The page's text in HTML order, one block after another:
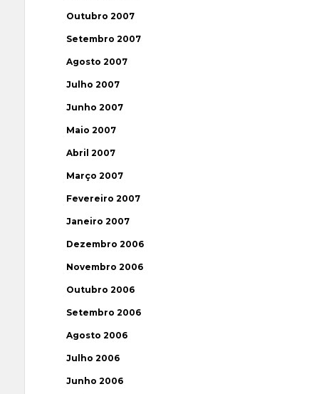
Outubro 2007
Setembro 2007
Agosto 2007
Julho 2007
Junho 2007
Maio 2007
Abril 2007
Março 2007
Fevereiro 2007
Janeiro 2007
Dezembro 2006
Novembro 2006
Outubro 2006
Setembro 2006
Agosto 2006
Julho 2006
Junho 2006